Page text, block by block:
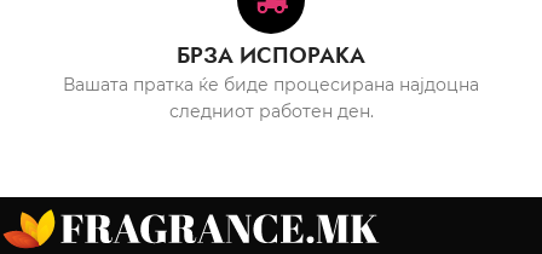
БРЗА ИСПОРАКА
Вашата пратка ќе биде процесирана најдоцна
следниот работен ден.